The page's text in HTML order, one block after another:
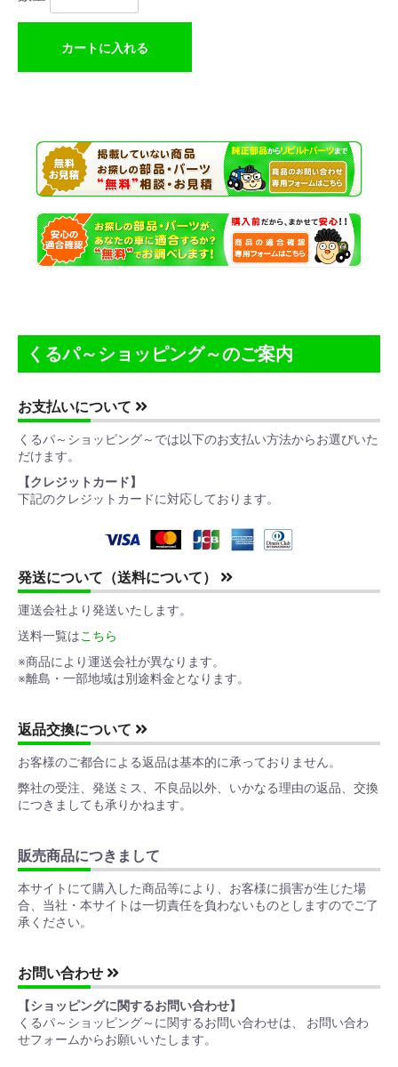
カートに入れる
くるパ～ショッピング～のご案内
お支払いについて
くるパ～ショッピング～では以下のお支払い方法からお選びいた
だけます。
【クレジットカード】
下記のクレジットカードに対応しております。
発送について（送料について）
運送会社より発送いたします。
送料一覧はこちら
※商品により運送会社が異なります。
※離島・一部地域は別途料金となります。
返品交換について
お客様のご都合による返品は基本的に承っておりません。
弊社の受注、発送ミス、不良品以外、いかなる理由の返品、交換
につきましても承りかねます。
販売商品につきまして
本サイトにて購入した商品等により、お客様に損害が生じた場
合、当社・本サイトは一切責任を負わないものとしますのでご了
承ください。
お問い合わせ
【ショッピングに関するお問い合わせ】
くるパ～ショッピング～に関するお問い合わせは、 お問い合わ
せフォームからお願いいたします。